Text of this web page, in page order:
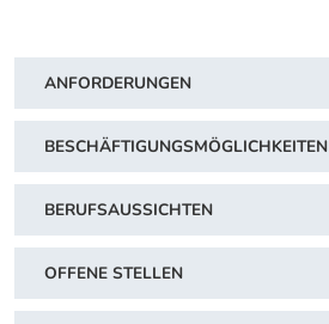
ANFORDERUNGEN
BESCHÄFTIGUNGSMÖGLICHKEITEN
BERUFSAUSSICHTEN
OFFENE STELLEN